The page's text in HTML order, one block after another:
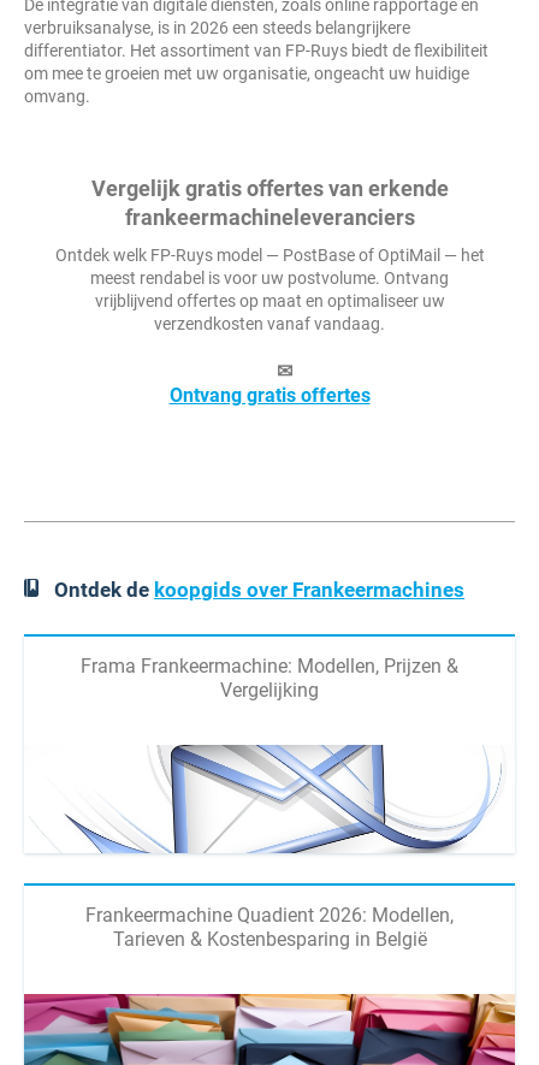
De integratie van digitale diensten, zoals online rapportage en
verbruiksanalyse, is in 2026 een steeds belangrijkere
differentiator. Het assortiment van FP-Ruys biedt de flexibiliteit
om mee te groeien met uw organisatie, ongeacht uw huidige
omvang.
Vergelijk gratis offertes van erkende
frankeermachineleveranciers
Ontdek welk FP-Ruys model — PostBase of OptiMail — het
meest rendabel is voor uw postvolume. Ontvang
vrijblijvend offertes op maat en optimaliseer uw
verzendkosten vanaf vandaag.
✉
Ontvang gratis offertes
Ontdek de koopgids over Frankeermachines
Frama Frankeermachine: Modellen, Prijzen &
Vergelijking
Frankeermachine Quadient 2026: Modellen,
Tarieven & Kostenbesparing in België